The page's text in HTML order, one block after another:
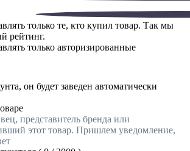
только те, кто купил товар. Так мы
рейтинг.
только авторизированные
он будет заведен автоматически
представитель бренда или
этот товар. Пришлем уведомление,